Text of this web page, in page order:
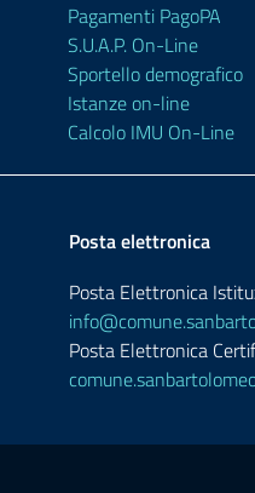
Pagamenti PagoPA
S.U.A.P. On-Line
Sportello demografico
Istanze on-line
Calcolo IMU On-Line
Posta elettronica
Posta Elettronica
Posta Elettronica